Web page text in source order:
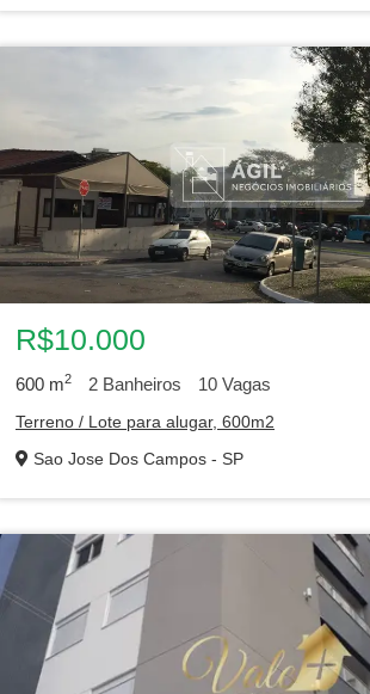
R$10.000
600 m2 2 Banheiros 10 Vagas
Terreno / Lote para alugar, 600m2
Sao Jose Dos Campos - SP